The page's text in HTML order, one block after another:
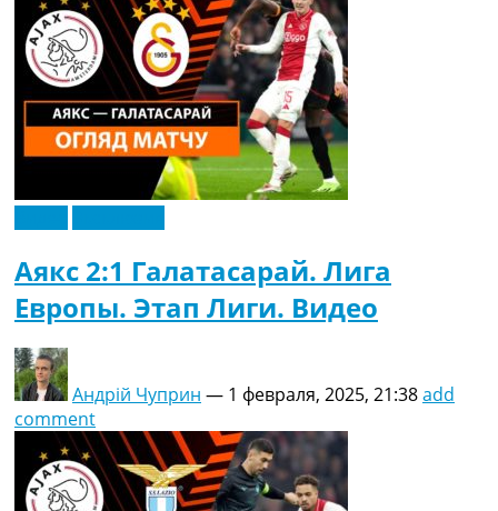
Аякс 2:1 Галатасарай. Лига
Европы. Этап Лиги. Видео
Андрій Чуприн — 1 февраля, 2025, 21:38add
comment